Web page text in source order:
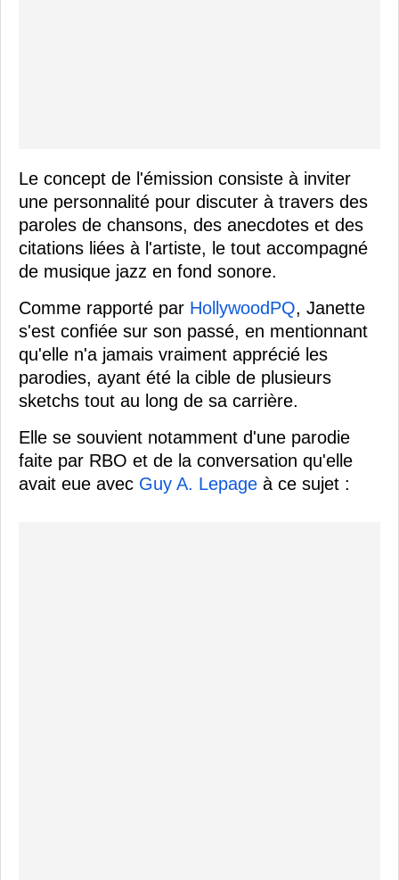
Le concept de l'émission consiste à inviter
une personnalité pour discuter à travers des
paroles de chansons, des anecdotes et des
citations liées à l'artiste, le tout accompagné
de musique jazz en fond sonore.
Comme rapporté par HollywoodPQ, Janette
s'est confiée sur son passé, en mentionnant
qu'elle n'a jamais vraiment apprécié les
parodies, ayant été la cible de plusieurs
sketchs tout au long de sa carrière.
Elle se souvient notamment d'une parodie
faite par RBO et de la conversation qu'elle
avait eue avec Guy A. Lepage à ce sujet :